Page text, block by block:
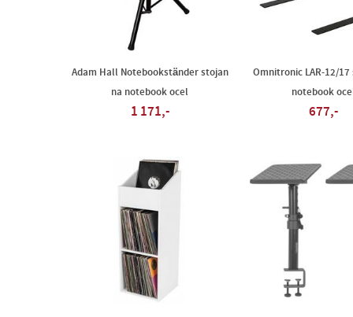
Adam Hall Notebookständer stojan
na notebook ocel
1 171,-
Omnitronic LAR-12/17
notebook
677,-